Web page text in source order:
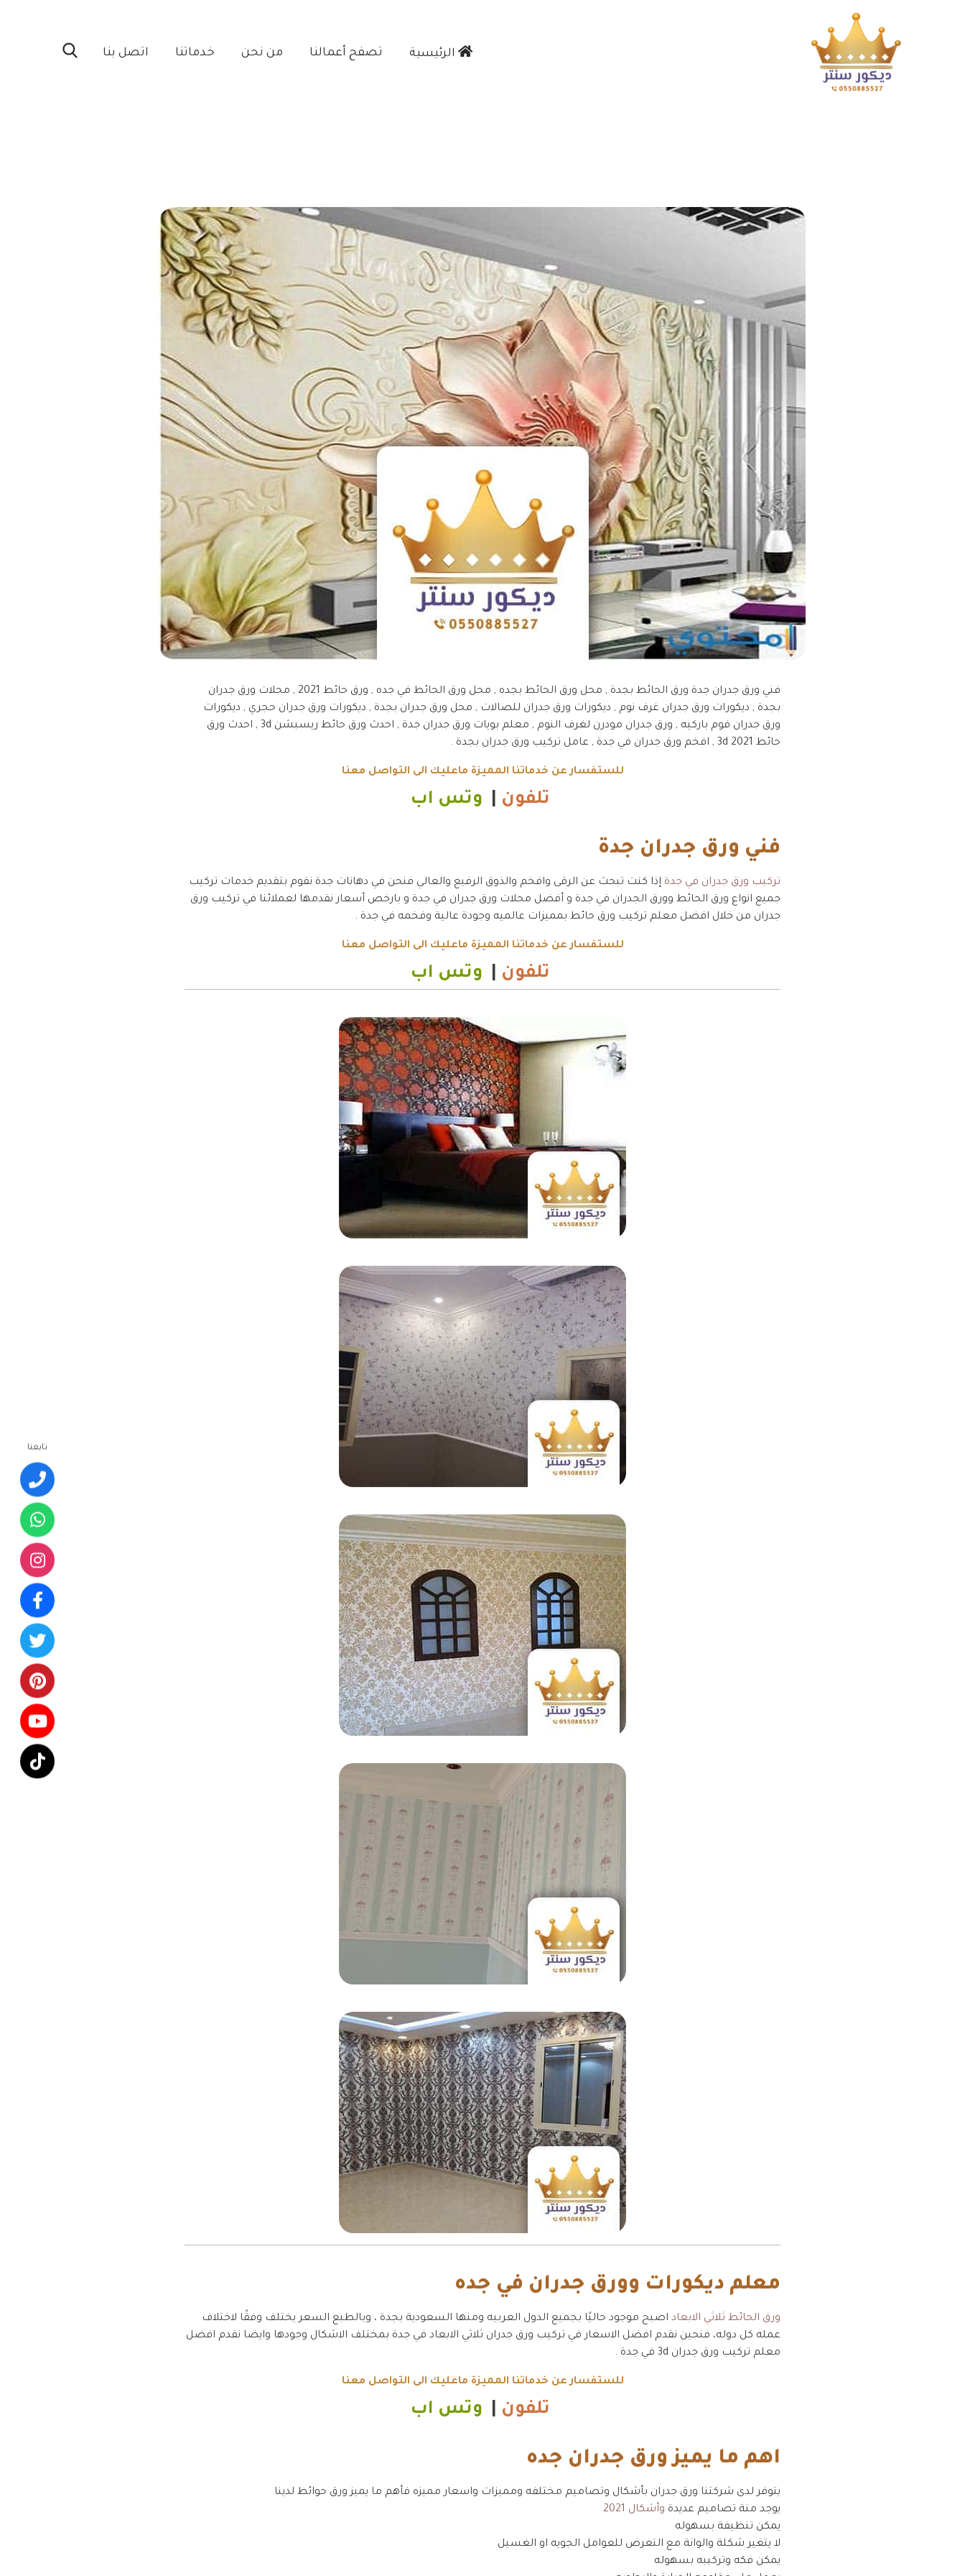
الرئيسية‎ تصفح أعمالنا‎ من نحن‎ خدماتنا‎ اتصل بنا‎
فني ورق جدران جدة ورق الحائط بجدة , محل ورق الحائط بجده , محل ورق الحائط في جده , ورق حائط 2021 , محلات ورق جدران
بجدة , ديكورات ورق جدران غرف نوم , ديكورات ورق جدران للصالات , محل ورق جدران بجدة , ديكورات ورق جدران حجري , ديكورات
ورق جدران فوم باركيه , ورق جدران مودرن لغرف النوم , معلم بويات ورق جدران جدة , احدث ورق حائط ريسبشن 3d , احدث ورق
حائط 3d 2021 , افخم ورق جدران في جدة , عامل تركيب ورق جدران بجدة .
للستفسار عن خدماتنا المميزة ماعليك الى التواصل معنا
تلفون وتس اب
فني ورق جدران جدة
تركيب ورق جدران في جدة إذا كنت تبحث عن الرقى وافخم والذوق الرفيع والعالي فنحن في دهانات جدة نقوم بتقديم خدمات تركيب
جميع انواع ورق الحائط وورق الجدران في جدة و أفضل محلات ورق جدران في جدة و بارخص أسعار نقدمها لعملائنا في تركيب ورق
جدران من خلال افضل معلم تركيب ورق حائط بمميزات عالميه وجودة عالية وفخمه في جدة .
للستفسار عن خدماتنا المميزة ماعليك الى التواصل معنا
تلفون وتس اب
معلم ديكورات وورق جدران في جده
ورق الحائط ثلاثي الابعاد اصبح موجود حاليًا بجميع الدول العربيه ومنها السعودية بجدة ، وبالطبع السعر يختلف وفقًا لاختلاف
عمله كل دوله، فنحين نقدم افضل الاسعار في تركيب ورق جدران ثلاثي الابعاد في جدة بمختلف الاشكال وجودها وايضا نقدم افضل
معلم تركيب ورق جدران 3d في جدة .
للستفسار عن خدماتنا المميزة ماعليك الى التواصل معنا
تلفون وتس اب
اهم ما يميز ورق جدران جده
يتوفر لدى شركتنا ورق جدران بأشكال وتصاميم مختلفه ومميزات واسعار مميزه فأهم ما يميز ورق حوائط لدينا
يوجد منة تصاميم عديدة وأشكال 2021
يمكن تنظيفة بسهوله
لا يتغير شكلة والوانة مع التعرض للعوامل الجويه او الغسيل
يمكن فكه وتركيبه بسهوله
تابعنا